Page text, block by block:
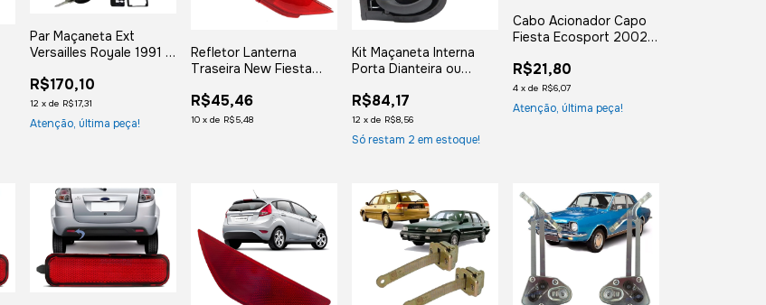
Par Maçaneta Ext
Versailles Royale 1991 a
Portas
R$170,10
12 xde R$17,31
Atenção, última peça!
Refletor Lanterna
Traseira New Fiesta
2015 2016 Lado
Esquerdo Motorista
R$45,46
10 xde R$5,48
Kit Maçaneta Interna
Porta Dianteira ou
Courier
R$84,17
12 xde R$8,56
Só restam 2 em estoque!
Cabo Acionador Capo
Fiesta Ecosport 2002 a
R$21,80
4 xde R$6,07
Atenção, última peça!